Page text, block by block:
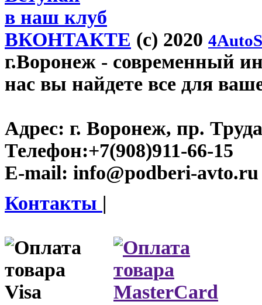
в наш клуб
ВКОНТАКТЕ (c) 2020
г.Воронеж - современный
нас вы найдете все для
Адрес: г. Воронеж, пр.
Телефон:+7(908)911-66-15
E-mail: info@podberi-avto.ru
Контакты |